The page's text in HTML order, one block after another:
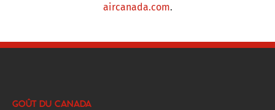
aircanada.com.
GOÛT DU CANADA